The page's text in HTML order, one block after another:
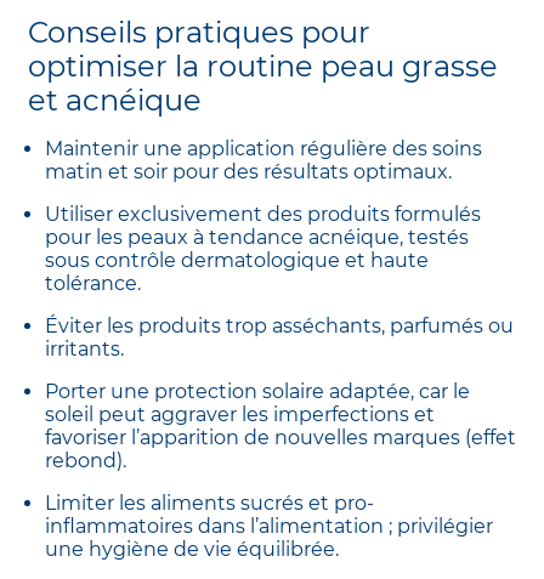
Conseils pratiques pour
optimiser la routine peau grasse
et acnéique
Maintenir une application régulière des soins
matin et soir pour des résultats optimaux.
Utiliser exclusivement des produits formulés
pour les peaux à tendance acnéique, testés
sous contrôle dermatologique et haute
tolérance.
Éviter les produits trop asséchants, parfumés ou
irritants.
Porter une protection solaire adaptée, car le
soleil peut aggraver les imperfections et
favoriser l’apparition de nouvelles marques (effet
rebond).
Limiter les aliments sucrés et pro-
inflammatoires dans l’alimentation ; privilégier
une hygiène de vie équilibrée.